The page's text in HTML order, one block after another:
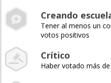
Creando
Tener al menos un
votos positivos
Crítico
Haber votado más